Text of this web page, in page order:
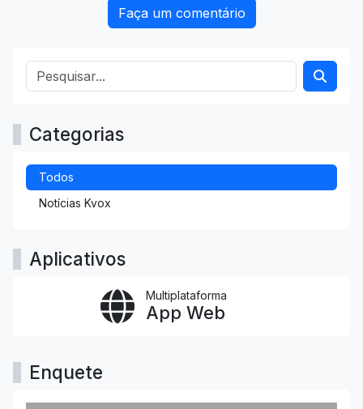
Faça um comentário
Categorias
Todos
Notícias Kvox
Aplicativos
Multiplataforma
App Web
Enquete